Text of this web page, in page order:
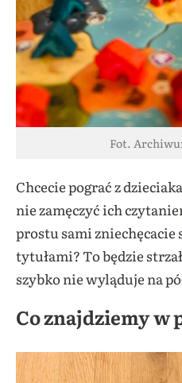
Fot.
Chcecie pograć z
nie zamęczyć ich
prostu sami zniechęcacie
tytułami? To będzie
szybko nie wyląduje na
Co znajdziemy w